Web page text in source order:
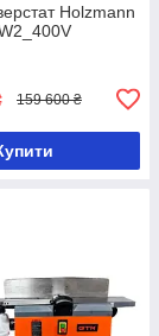
Holzmann
159 600 ₴